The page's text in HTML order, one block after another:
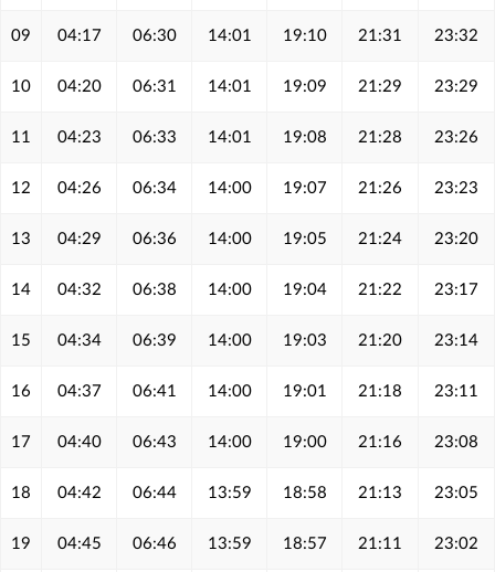
09 04:17 06:30 14:01 19:10 21:31 23:32
10 04:20 06:31 14:01 19:09 21:29 23:29
11 04:23 06:33 14:01 19:08 21:28 23:26
12 04:26 06:34 14:00 19:07 21:26 23:23
13 04:29 06:36 14:00 19:05 21:24 23:20
14 04:32 06:38 14:00 19:04 21:22 23:17
15 04:34 06:39 14:00 19:03 21:20 23:14
16 04:37 06:41 14:00 19:01 21:18 23:11
17 04:40 06:43 14:00 19:00 21:16 23:08
18 04:42 06:44 13:59 18:58 21:13 23:05
19 04:45 06:46 13:59 18:57 21:11 23:02